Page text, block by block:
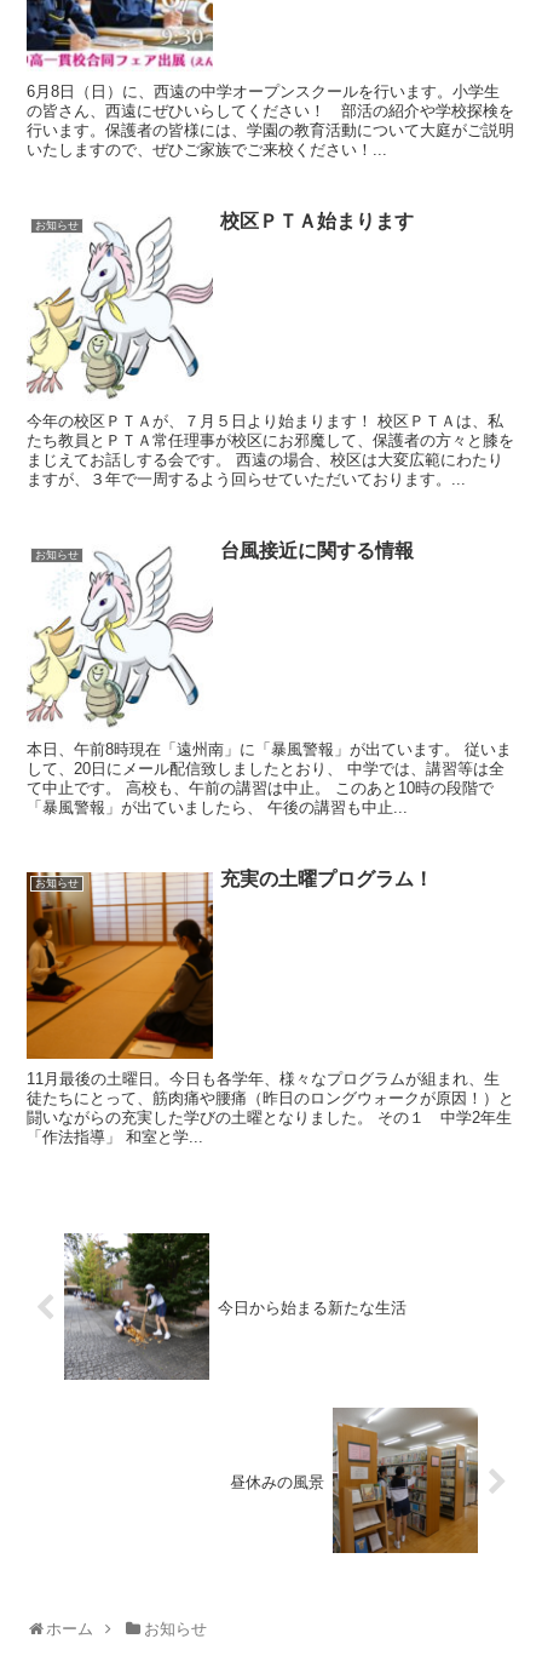
6月8日（日）に、西遠の中学オープンスクールを行います。小学生
の皆さん、西遠にぜひいらしてください！ 部活の紹介や学校探検を
行います。保護者の皆様には、学園の教育活動について大庭がご説明
いたしますので、ぜひご家族でご来校ください！...
お知らせ 校区ＰＴＡ始まります
今年の校区ＰＴＡが、７月５日より始まります！ 校区ＰＴＡは、私
たち教員とＰＴＡ常任理事が校区にお邪魔して、保護者の方々と膝を
まじえてお話しする会です。 西遠の場合、校区は大変広範にわたり
ますが、３年で一周するよう回らせていただいております。...
お知らせ 台風接近に関する情報
本日、午前8時現在「遠州南」に「暴風警報」が出ています。 従いま
して、20日にメール配信致しましたとおり、 中学では、講習等は全
て中止です。 高校も、午前の講習は中止。 このあと10時の段階で
「暴風警報」が出ていましたら、 午後の講習も中止...
お知らせ 充実の土曜プログラム！
11月最後の土曜日。今日も各学年、様々なプログラムが組まれ、生
徒たちにとって、筋肉痛や腰痛（昨日のロングウォークが原因！）と
闘いながらの充実した学びの土曜となりました。 その１ 中学2年生
「作法指導」 和室と学...
今日から始まる新たな生活
昼休みの風景
ホーム お知らせ